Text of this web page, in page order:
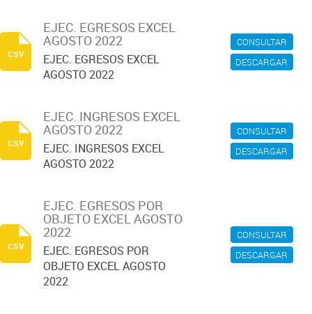
CONSULTAR
DESCARGAR
EJEC. EGRESOS EXCEL
AGOSTO 2022
EJEC. EGRESOS EXCEL
AGOSTO 2022
csv
CONSULTAR
DESCARGAR
EJEC. INGRESOS EXCEL
AGOSTO 2022
EJEC. INGRESOS EXCEL
AGOSTO 2022
csv
CONSULTAR
DESCARGAR
EJEC. EGRESOS POR
OBJETO EXCEL AGOSTO
2022
EJEC. EGRESOS POR
OBJETO EXCEL AGOSTO
2022
csv